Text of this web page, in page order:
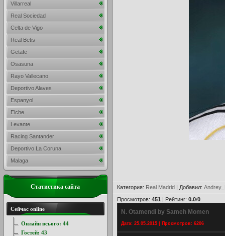
Категория: Real Madrid | Добавил:
Просмотров: 451 | Рейтинг: 0.0/0
N. Otamendi by Sameh Momen
Дата: 25.05.2015 | Просмотров: 6206
Villarreal
Real Sociedad
Celta de Vigo
Real Betis
Getafe
Osasuna
Rayo Vallecano
Deportivo Alaves
Espanyol
Elche
Levante
Racing Santander
Deportivo La Coruna
Malaga
Статистика сайта
Сейчас online
Онлайн всього: 44
Гостей: 43